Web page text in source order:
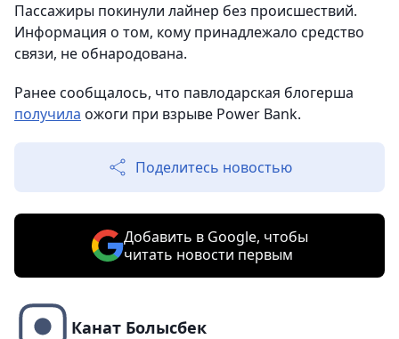
Пассажиры покинули лайнер без происшествий.
Информация о том, кому принадлежало средство
связи, не обнародована.
Ранее сообщалось, что павлодарская блогерша
получила ожоги при взрыве Power Bank.
Поделитесь новостью
Добавить в Google, чтобы
читать новости первым
Канат Болысбек